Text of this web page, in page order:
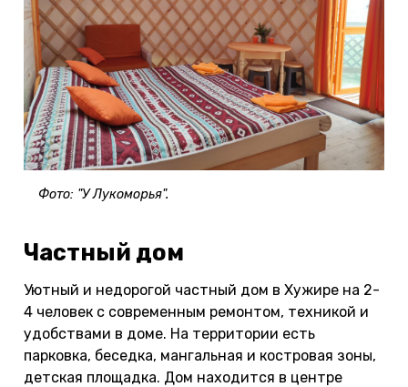
Фото: "У Лукоморья".
Частный дом
Уютный и недорогой частный дом в Хужире на 2-
4 человек с современным ремонтом, техникой и
удобствами в доме. На территории есть
парковка, беседка, мангальная и костровая зоны,
детская площадка. Дом находится в центре